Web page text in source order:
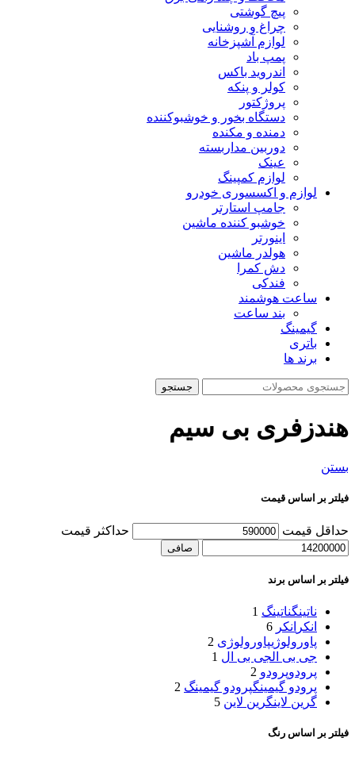
پیچ گوشتی
چراغ و روشنایی
لوازم آشپزخانه
پمپ باد
اندروید باکس
کولر و پنکه
پروژکتور
دستگاه بخور و خوشبوکننده
دمنده و مکنده
دوربین مداربسته
عینک
لوازم کمپینگ
لوازم و اکسسوری خودرو
جامپ استارتر
خوشبو کننده ماشین
اینورتر
هولدر ماشین
دش کمرا
فندکی
ساعت هوشمند
بند ساعت
گیمینگ
باتری
برند ها
جستجو
هندزفری بی سیم
بستن
فیلتر بر اساس قیمت
حداقل قیمت حداكثر قيمت
صافی
فیلتر بر اساس برند
ناتینگناتینگ 1
انکر انکر 6
پاورولوژیپاورولوژی 2
جی بی الجی بی ال 1
پرودوپرودو 2
پرودو گیمینگپرودو گیمینگ 2
گرین لاینگرین لاین 5
فیلتر بر اساس رنگ